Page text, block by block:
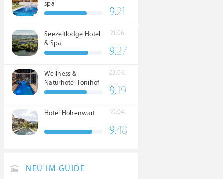
spa
9.21
Seezeitlodge Hotel
& Spa
21.06.
9.27
Wellness &
Naturhotel Tonihof
****S
23.04.
9.19
Hotel Hohenwart 10.04.
9.48
NEU IM GUIDE